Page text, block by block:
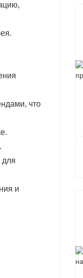
что
для
и